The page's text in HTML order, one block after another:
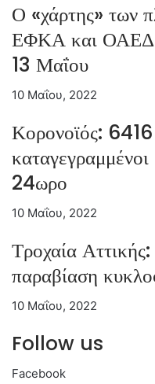
Ο «χάρτης» των
ΕΦΚΑ και ΟΑΕΔ
13 Μαΐου
10 Μαΐου, 2022
Κορονοϊός:
καταγεγραμμένοι
24ωρο
10 Μαΐου, 2022
Τροχαία
παραβίαση
10 Μαΐου, 2022
Follow us
Facebook